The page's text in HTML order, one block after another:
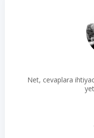
Net, cevaplara